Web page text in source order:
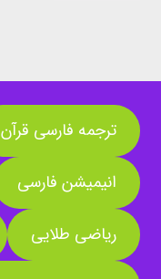
ترجمه فارسی قرآن
انیمیشن فارسی
ریاضی طلایی